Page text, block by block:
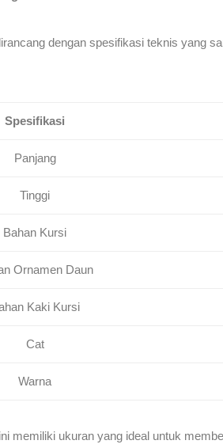
dengan spesifikasi teknis yang
Spesifikasi
Panjang
Tinggi
Bahan Kursi
Ornamen Daun
Kaki Kursi
Cat
Warna
memiliki ukuran yang ideal untuk